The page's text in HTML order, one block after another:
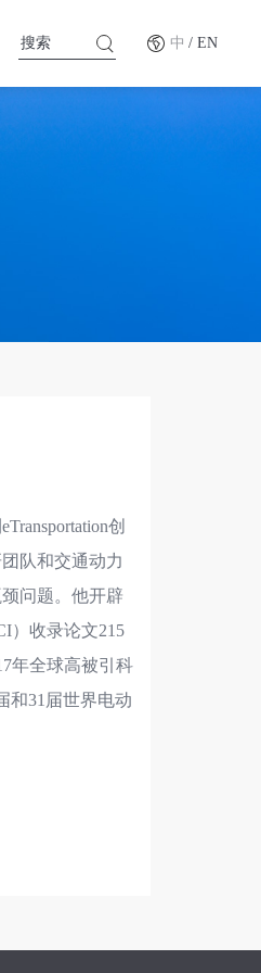
中 / EN
创
队和交通动力
问题。他开辟
）收录论文215
年全球高被引科
和31届世界电动